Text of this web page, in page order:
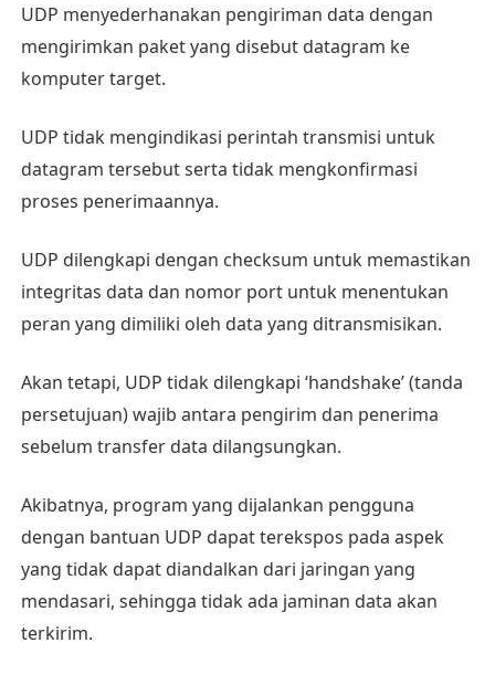
UDP menyederhanakan pengiriman data dengan
mengirimkan paket yang disebut datagram ke
komputer target.
UDP tidak mengindikasi perintah transmisi untuk
datagram tersebut serta tidak mengkonfirmasi
proses penerimaannya.
UDP dilengkapi dengan checksum untuk memastikan
integritas data dan nomor port untuk menentukan
peran yang dimiliki oleh data yang ditransmisikan.
Akan tetapi, UDP tidak dilengkapi ‘handshake’ (tanda
persetujuan) wajib antara pengirim dan penerima
sebelum transfer data dilangsungkan.
Akibatnya, program yang dijalankan pengguna
dengan bantuan UDP dapat terekspos pada aspek
yang tidak dapat diandalkan dari jaringan yang
mendasari, sehingga tidak ada jaminan data akan
terkirim.